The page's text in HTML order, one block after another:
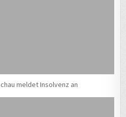
meldet Insolvenz an